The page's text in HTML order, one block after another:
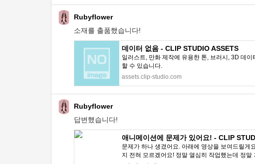
Rubyflower
소재를 출품했습니다!
데이터 없음 - CLIP STUDIO ASSETS
일러스트, 만화 제작에 유용한 톤, 브러시, 3D 데
할 수 있습니다.
assets.clip-studio.com
Rubyflower
답변했습니다!
애니메이션에 문제가 있어요! - CLIP
문제가 하나 생겼어요. 아래에 영상을 보여드릴게
지 전혀 모르겠어요! 정말 열심히 작업했는데 정